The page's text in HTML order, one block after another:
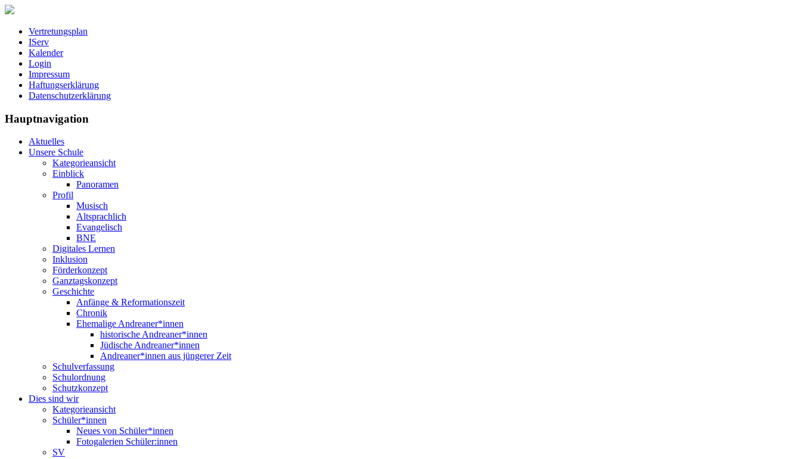
Vertretungsplan
IServ
Kalender
Login
Impressum
Haftungserklärung
Datenschutzerklärung
Hauptnavigation
Aktuelles
Unsere Schule
Kategorieansicht
Einblick
Panoramen
Profil
Musisch
Altsprachlich
Evangelisch
BNE
Digitales Lernen
Inklusion
Förderkonzept
Ganztagskonzept
Geschichte
Anfänge & Reformationszeit
Chronik
Ehemalige Andreaner*innen
historische Andreaner*innen
Jüdische Andreaner*innen
Andreaner*innen aus jüngerer Zeit
Schulverfassung
Schulordnung
Schutzkonzept
Dies sind wir
Kategorieansicht
Schüler*innen
Neues von Schüler*innen
Fotogalerien Schüler:innen
SV